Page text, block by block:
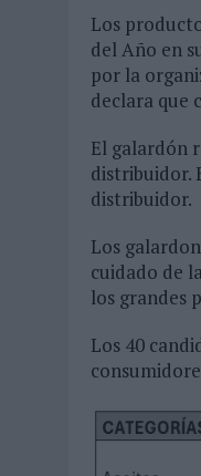
Los
del Año en
por la
declara que
El galardón
distribuidor.
distribuidor.
Los
cuidado de
los grandes
Los 40